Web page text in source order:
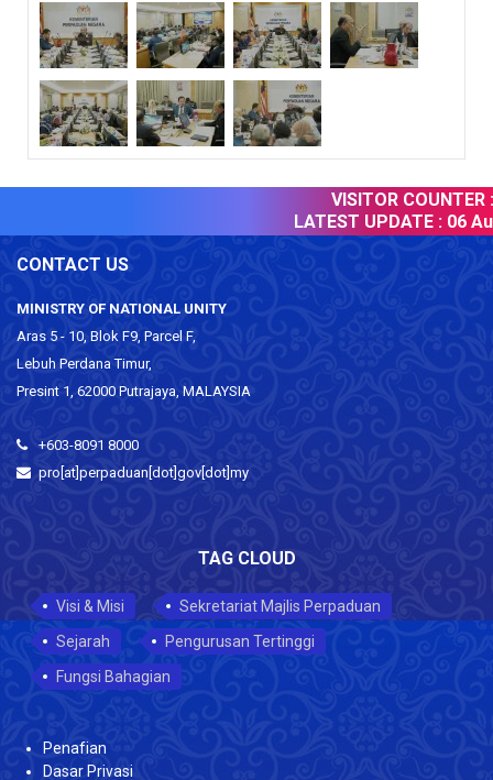
VISITOR COUNTER :
LATEST UPDATE : 06
CONTACT US
MINISTRY OF NATIONAL UNITY
Aras 5 - 10, Blok F9, Parcel F,
Lebuh Perdana Timur,
Presint 1, 62000 Putrajaya, MALAYSIA
+603-8091 8000
pro[at]perpaduan[dot]gov[dot]my
TAG CLOUD
Visi & Misi
Sekretariat Majlis Perpaduan
Sejarah
Pengurusan Tertinggi
Fungsi Bahagian
Penafian
Dasar Privasi